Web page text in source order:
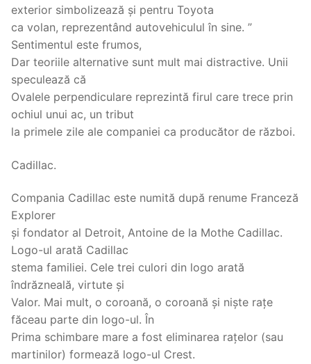
exterior simbolizează și pentru Toyota
ca volan, reprezentând autovehiculul în sine. ”
Sentimentul este frumos,
Dar teoriile alternative sunt mult mai distractive. Unii
speculează că
Ovalele perpendiculare reprezintă firul care trece prin
ochiul unui ac, un tribut
la primele zile ale companiei ca producător de război.
Cadillac.
Compania Cadillac este numită după renume Franceză
Explorer
și fondator al Detroit, Antoine de la Mothe Cadillac.
Logo-ul arată Cadillac
stema familiei. Cele trei culori din logo arată
îndrăzneală, virtute și
Valor. Mai mult, o coroană, o coroană și niște rațe
făceau parte din logo-ul. În
Prima schimbare mare a fost eliminarea rațelor (sau
martinilor) formează logo-ul Crest.